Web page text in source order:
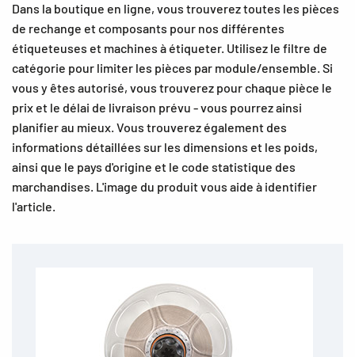
Dans la boutique en ligne, vous trouverez toutes les pièces
de rechange et composants pour nos différentes
étiqueteuses et machines à étiqueter. Utilisez le filtre de
catégorie pour limiter les pièces par module/ensemble. Si
vous y êtes autorisé, vous trouverez pour chaque pièce le
prix et le délai de livraison prévu - vous pourrez ainsi
planifier au mieux. Vous trouverez également des
informations détaillées sur les dimensions et les poids,
ainsi que le pays d'origine et le code statistique des
marchandises. L'image du produit vous aide à identifier
l'article.